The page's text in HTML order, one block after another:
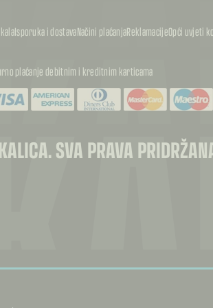
Isporuka i dostavaNačini plaćanjaReklamacijeOpći uvjeti
plaćanje debitnim i kreditnim karticama
SVA PRAVA